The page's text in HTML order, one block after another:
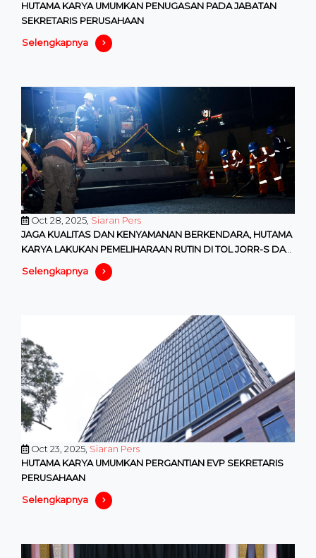
HUTAMA KARYA UMUMKAN PENUGASAN PADA JABATAN
SEKRETARIS PERUSAHAAN
Selengkapnya
Oct 28, 2025, Siaran Pers
JAGA KUALITAS DAN KENYAMANAN BERKENDARA, HUTAMA
KARYA LAKUKAN PEMELIHARAAN RUTIN DI TOL JORR-S DAN
ATP
Selengkapnya
Oct 23, 2025, Siaran Pers
HUTAMA KARYA UMUMKAN PERGANTIAN EVP SEKRETARIS
PERUSAHAAN
Selengkapnya